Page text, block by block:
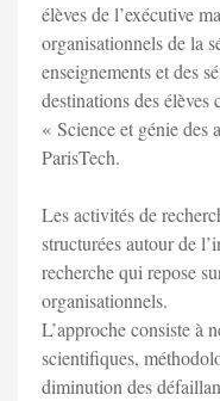
élèves de l’exécutive
organisationnels de la
enseignements et des
destinations des
« Science et génie des
ParisTech.
Les activités de
structurées autour de
recherche qui repose
organisationnels.
L’approche consiste à
scientifiques,
diminution des